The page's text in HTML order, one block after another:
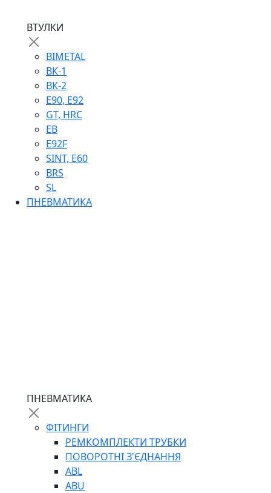
ВТУЛКИ
BIMETAL
ВК-1
ВК-2
Е90, E92
GT, HRC
EB
Е92F
SINT, E60
BRS
SL
ПНЕВМАТИКА
ПНЕВМАТИКА
ФІТИНГИ
РЕМКОМПЛЕКТИ ТРУБКИ
ПОВОРОТНІ З'ЄДНАННЯ
ABL
ABU